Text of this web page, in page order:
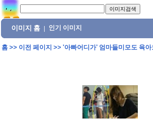
이미지 홈 인기 이미지
홈>> 이전 페이지 >> '아빠어디가' 엄마들미모도 육아